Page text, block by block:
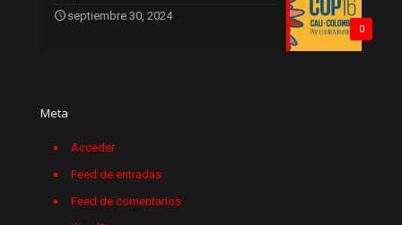
0
septiembre 30, 2024
Meta
Acceder
Feed de entradas
Feed de comentarios